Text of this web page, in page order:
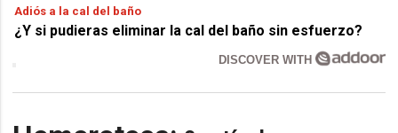
Adiós a la cal del baño
¿Y si pudieras eliminar la cal del baño sin esfuerzo?
DISCOVER WITH